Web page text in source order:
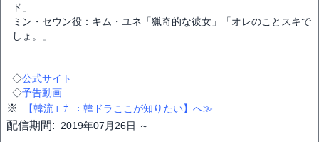
ド」
ミン・セウン役：キム・ユネ「猟奇的な彼女」「オレのことスキで
しょ。」
◇公式サイト
◇予告動画
※ 【韓流ｺｰﾅｰ：韓ドラここが知りたい】へ≫
配信期間: 2019年07月26日 ～